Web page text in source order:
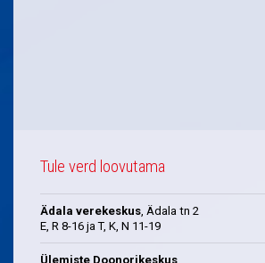
Tule verd loovutama
Ädala verekeskus , Ädala tn 2
E, R 8-16 ja T, K, N 11-19
Ülemiste Doonorikeskus